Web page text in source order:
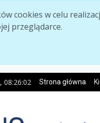
cookies w celu
przeglądarce.
08:26:03 Strona główna